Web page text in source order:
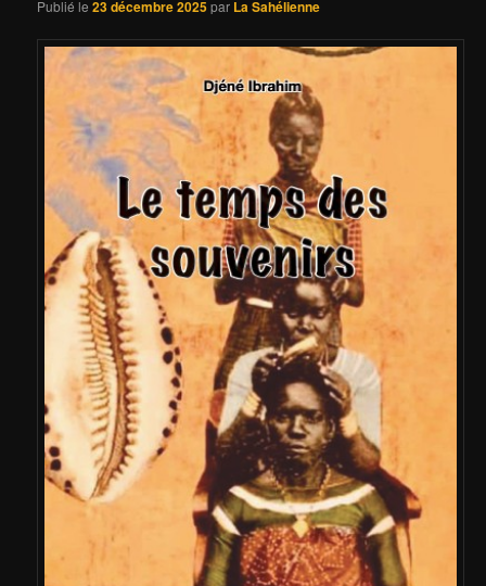
Publié le23 décembre 2025par La Sahélienne